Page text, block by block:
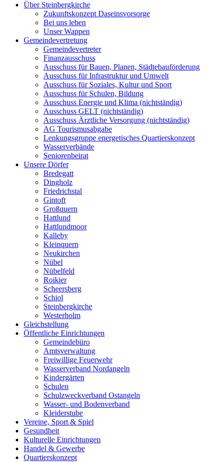
Über Steinbergkirche
Zukunftskonzept Daseinsvorsorge
Bei uns leben
Unser Wappen
Gemeindevertretung
Gemeindevertreter
Finanzausschuss
Ausschuss für Bauen, Planen, Städtebauförderung
Ausschuss für Infrastruktur und Umwelt
Ausschuss für Soziales, Kultur und Sport
Ausschuss für Schulen, Bildung
Ausschuss Energie und Klima (nichtständig)
Ausschuss GELT (nichtständig)
Ausschuss Ärztliche Versorgung (nichtständig)
AG Tourismusabgabe
Lenkungsgruppe energetisches Quartierskonzept
Wasserverbände
Seniorenbeirat
Unsere Dörfer
Bredegatt
Dingholz
Friedrichstal
Gintoft
Großquern
Hattlund
Hattlundmoor
Kalleby
Kleinquern
Neukirchen
Nübel
Nübelfeld
Roikier
Scheersberg
Schiol
Steinbergkirche
Westerholm
Gleichstellung
Öffentliche Einrichtungen
Gemeindebüro
Amtsverwaltung
Freiwillige Feuerwehr
Wasserverband Nordangeln
Kindergärten
Schulen
Schulzweckverband Ostangeln
Wasser- und Bodenverband
Kleiderstube
Vereine, Sport & Spiel
Gesundheit
Kulturelle Einrichtungen
Handel & Gewerbe
Quartierskonzept